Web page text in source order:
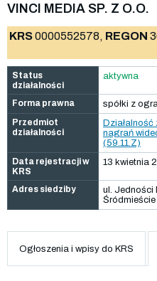
VINCI MEDIA SP. Z O.O.
KRS0000552578, REGON
Status
działalności
aktywna
Forma prawna
spółki z
Przedmiot
działalności
Działalność
nagrań
(59.11.Z)
Data rejestracji w
KRS
13 kwietnia
Adres siedziby
ul. Jedności
Ogłoszenia i wpisy do KRS